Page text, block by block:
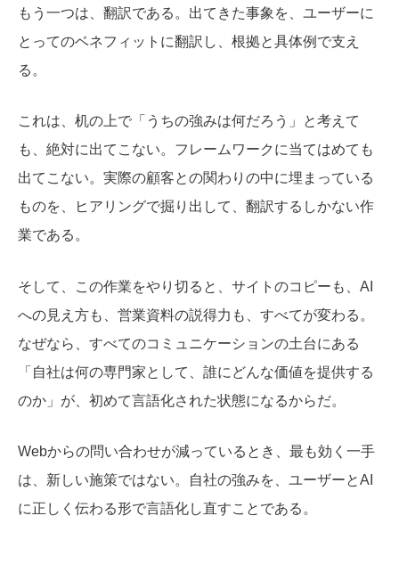
もう一つは、翻訳である。出てきた事象を、ユーザーに
とってのベネフィットに翻訳し、根拠と具体例で支え
る。
これは、机の上で「うちの強みは何だろう」と考えて
も、絶対に出てこない。フレームワークに当てはめても
出てこない。実際の顧客との関わりの中に埋まっている
ものを、ヒアリングで掘り出して、翻訳するしかない作
業である。
そして、この作業をやり切ると、サイトのコピーも、AI
への見え方も、営業資料の説得力も、すべてが変わる。
なぜなら、すべてのコミュニケーションの土台にある
「自社は何の専門家として、誰にどんな価値を提供する
のか」が、初めて言語化された状態になるからだ。
Webからの問い合わせが減っているとき、最も効く一手
は、新しい施策ではない。自社の強みを、ユーザーとAI
に正しく伝わる形で言語化し直すことである。